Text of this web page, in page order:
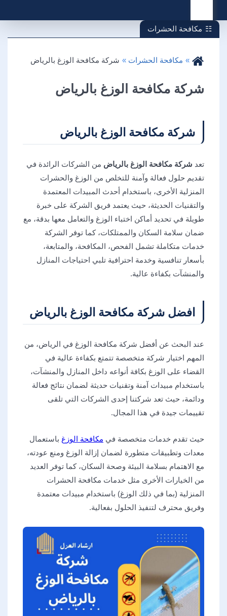
القائمة
مكافحة الحشرات
مكافحة الحشرات شركة مكافحة الوزغ بالرياض
شركة مكافحة الوزغ بالرياض
شركة مكافحة الوزغ بالرياض
تعد شركة مكافحة الوزغ بالرياض من الشركات الرائدة في
تقديم حلول فعالة وآمنة للتخلص من الوزغ والحشرات
المنزلية الأخرى، باستخدام أحدث المبيدات المعتمدة
والتقنيات الحديثة، حيث يعتمد فريق الشركة على خبرة
طويلة في تحديد أماكن اختباء الوزغ والتعامل معها بدقة، مع
ضمان سلامة السكان والممتلكات، كما توفر الشركة
خدمات متكاملة تشمل الفحص، المكافحة، والمتابعة،
بأسعار تنافسية وخدمة احترافية تلبي احتياجات المنازل
والمنشآت بكفاءة عالية.
افضل شركة مكافحة الوزغ بالرياض
عند البحث عن أفضل شركة مكافحة الوزغ في الرياض، من
المهم اختيار شركة متخصصة تتمتع بكفاءة عالية في
القضاء على الوزغ بكافة أنواعه داخل المنازل والمنشآت،
باستخدام مبيدات آمنة وتقنيات حديثة لضمان نتائج فعالة
ودائمة، حيث تعد شركتنا إحدى الشركات التي تلقى
تقييمات جيدة في هذا المجال.
حيث تقدم خدمات متخصصة في مكافحة الوزغ باستعمال
معدات وتطبيقات متطورة لضمان إزالة الوزغ ومنع عودته،
مع الاهتمام بسلامة البيئة وصحة السكان، كما توفر العديد
من الخيارات الأخرى مثل خدمات مكافحة الحشرات
المنزلية (بما في ذلك الوزغ) باستخدام مبيدات معتمدة
وفريق محترف لتنفيذ الحلول بفعالية.